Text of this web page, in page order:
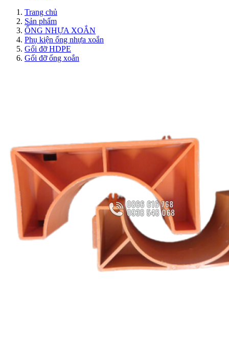
Trang chủ
Sản phẩm
ỐNG NHỰA XOẮN
Phụ kiện ống nhựa xoắn
Gối đỡ HDPE
Gối đỡ ống xoắn